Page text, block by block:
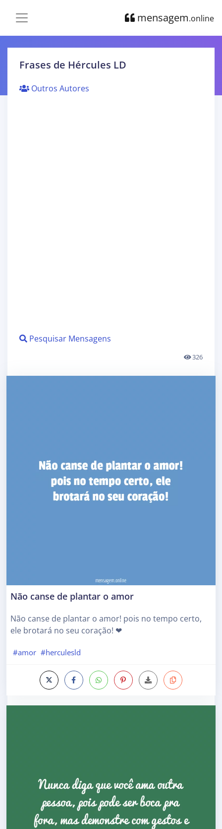
mensagem.online
Frases de Hércules LD
Outros Autores
Pesquisar Mensagens
326
Não canse de plantar o amor
Não canse de plantar o amor! pois no tempo certo,
ele brotará no seu coração! ❤
#amor #herculesld